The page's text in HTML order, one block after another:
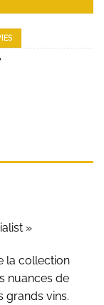
»
la collection
nuances de
grands vins.